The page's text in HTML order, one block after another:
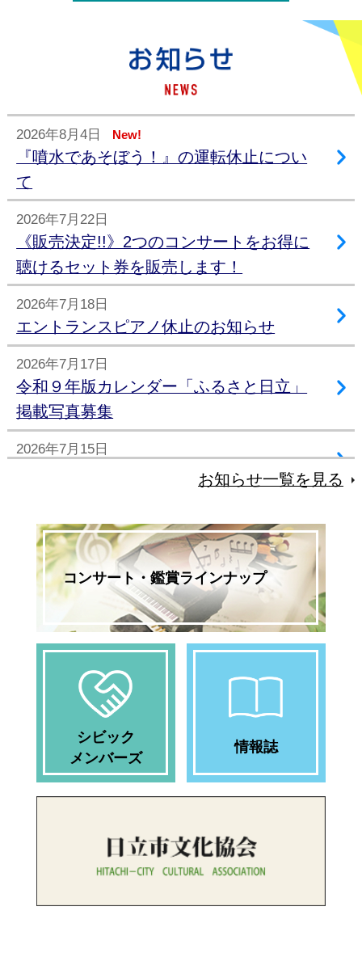
2026年8月4日 New!
『噴水であそぼう！』の運転休止につい
て
2026年7月22日
《販売決定!!》2つのコンサートをお得に
聴けるセット券を販売します！
2026年7月18日
エントランスピアノ休止のお知らせ
2026年7月17日
令和９年版カレンダー「ふるさと日立」
掲載写真募集
2026年7月15日
第34回ひたち秋祭り 全出演者情報公開！
シビック・エントランスピアノの開催に
ついて
2026年6月28日
《速報!!》上野耕平 SAXOPHONE
CROSSING 開催決定!!
2026年6月28日
台風7号、8号の接近に伴う施設の開館・
催事の実施状況について（6月27日（土曜
日）、28日（日曜日））
INFORMATION」最新号を発行しました
2026年6月21日
お知らせ一覧を見る
コンサート・鑑賞ラインナップ
シビック
メンバーズ
情報誌